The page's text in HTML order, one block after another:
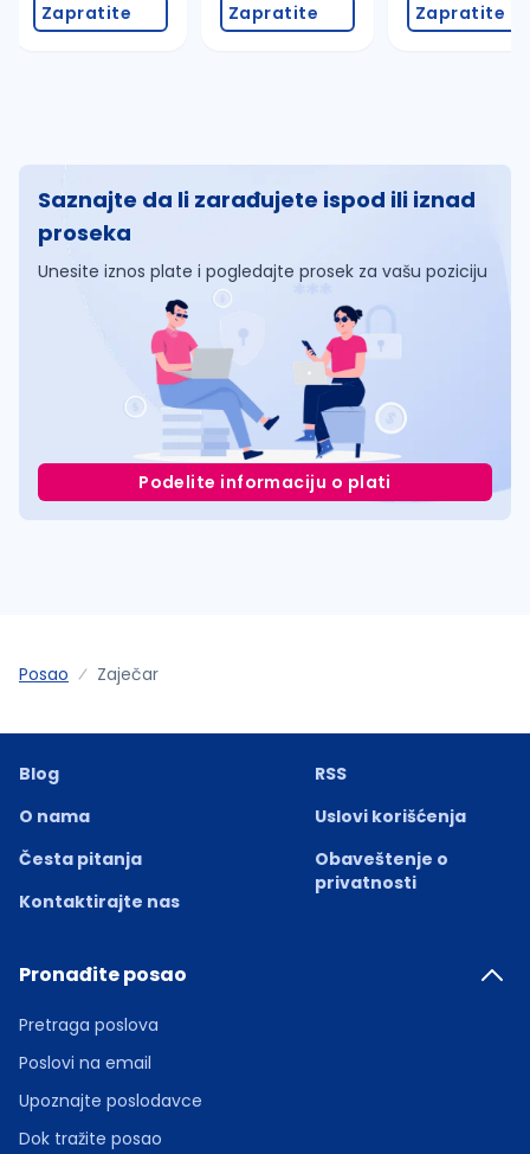
Zapratite Zapratite Zapratite
Saznajte da li zarađujete ispod ili iznad
proseka
Unesite iznos plate i pogledajte prosek za vašu poziciju
Podelite informaciju o plati
Posao Zaječar
Blog
O nama
Česta pitanja
Kontaktirajte nas
RSS
Uslovi korišćenja
Obaveštenje o
privatnosti
Pronađite posao
Pretraga poslova
Poslovi na email
Upoznajte poslodavce
Dok tražite posao